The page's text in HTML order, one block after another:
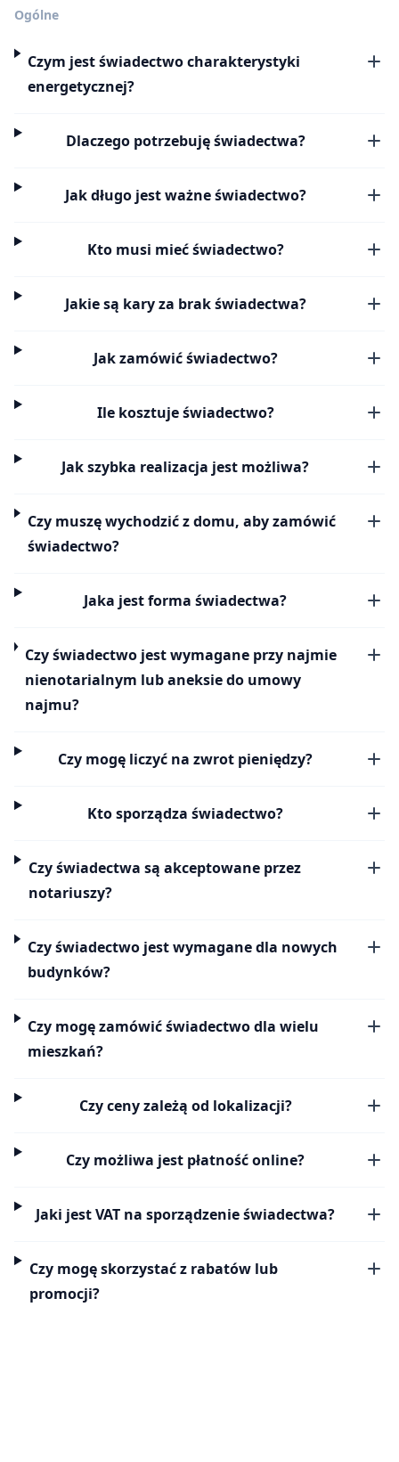
Ogólne
Czym jest świadectwo charakterystyki
energetycznej?
Dlaczego potrzebuję świadectwa?
Jak długo jest ważne świadectwo?
Kto musi mieć świadectwo?
Jakie są kary za brak świadectwa?
Jak zamówić świadectwo?
Ile kosztuje świadectwo?
Jak szybka realizacja jest możliwa?
Czy muszę wychodzić z domu, aby zamówić
świadectwo?
Jaka jest forma świadectwa?
Czy świadectwo jest wymagane przy najmie
nienotarialnym lub aneksie do umowy
najmu?
Czy mogę liczyć na zwrot pieniędzy?
Kto sporządza świadectwo?
Czy świadectwa są akceptowane przez
notariuszy?
Czy świadectwo jest wymagane dla nowych
budynków?
Czy mogę zamówić świadectwo dla wielu
mieszkań?
Czy ceny zależą od lokalizacji?
Czy możliwa jest płatność online?
Jaki jest VAT na sporządzenie świadectwa?
Czy mogę skorzystać z rabatów lub
promocji?